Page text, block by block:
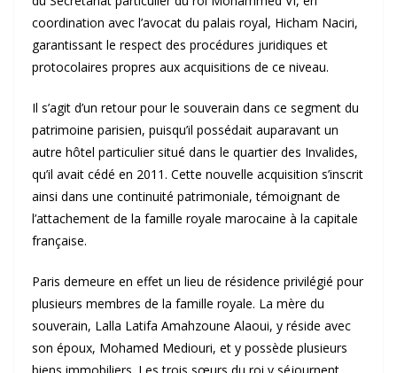
coordination avec l’avocat du palais royal, Hicham Naciri,
garantissant le respect des procédures juridiques et
protocolaires propres aux acquisitions de ce niveau.
Il s’agit d’un retour pour le souverain dans ce segment du
patrimoine parisien, puisqu’il possédait auparavant un
autre hôtel particulier situé dans le quartier des Invalides,
qu’il avait cédé en 2011. Cette nouvelle acquisition s’inscrit
ainsi dans une continuité patrimoniale, témoignant de
l’attachement de la famille royale marocaine à la capitale
française.
Paris demeure en effet un lieu de résidence privilégié pour
plusieurs membres de la famille royale. La mère du
souverain, Lalla Latifa Amahzoune Alaoui, y réside avec
son époux, Mohamed Mediouri, et y possède plusieurs